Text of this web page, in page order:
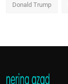
Donald Trump